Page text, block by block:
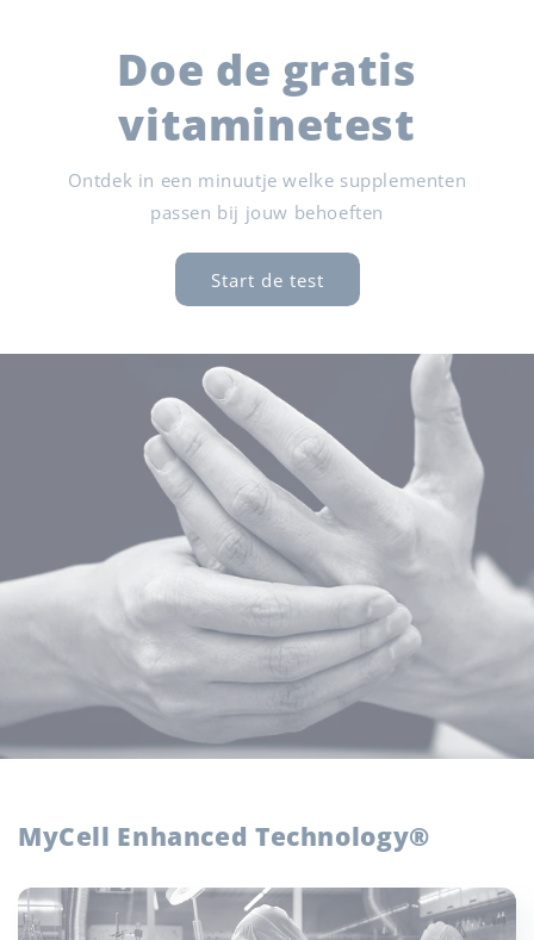
Doe de gratis
vitaminetest
Ontdek in een minuutje welke supplementen
passen bij jouw behoeften
Start de test
MyCell Enhanced Technology®